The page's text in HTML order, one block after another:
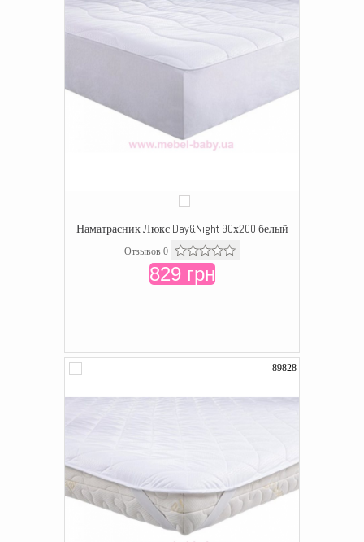
Наматрасник Люкс Day&Night 90х200 белый
Отзывов 0
829 грн
89828